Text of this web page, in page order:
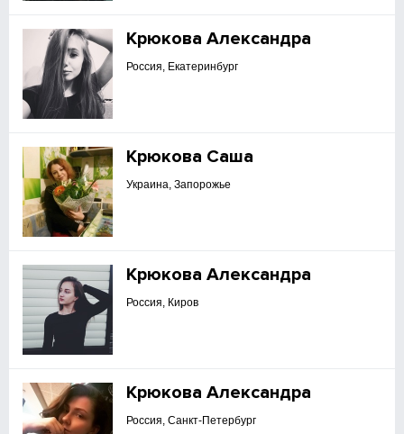
Крюкова Александра
Россия, Екатеринбург
Крюкова Саша
Украина, Запорожье
Крюкова Александра
Россия, Киров
Крюкова Александра
Россия, Санкт-Петербург